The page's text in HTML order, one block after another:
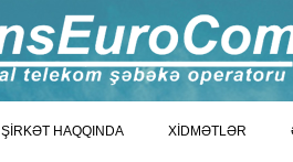
ŞİRKƏT HAQQINDA XİDMƏTLƏR